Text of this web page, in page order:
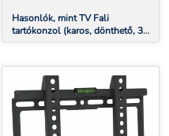
Hasonlók, mint TV Fali
tartókonzol (karos, dönthető, 32
- 70'')